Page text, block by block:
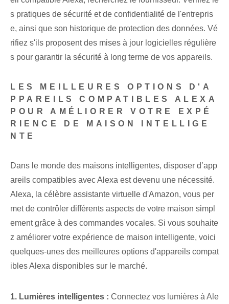
s pratiques de sécurité et de confidentialité de l'entrepris
e, ainsi que son historique de protection des données. Vé
rifiez s'ils proposent des mises à jour logicielles régulière
s pour garantir la sécurité à long terme de vos appareils.
LES MEILLEURES OPTIONS D'A
PPAREILS COMPATIBLES ALEXA
POUR AMÉLIORER VOTRE EXPÉ
RIENCE DE MAISON INTELLIGE
NTE
Dans le monde des maisons intelligentes, disposer d’app
areils compatibles avec Alexa est devenu une nécessité.
Alexa, la célèbre assistante virtuelle d'Amazon, vous per
met de contrôler différents aspects de votre maison simpl
ement grâce à des commandes vocales. Si vous souhaite
z améliorer votre expérience de maison intelligente, voici
quelques-unes des meilleures options d'appareils compat
ibles Alexa disponibles sur le marché.
1. ‌Lumières‌ intelligentes : Connectez vos lumières à Ale